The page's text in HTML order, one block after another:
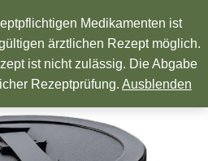
Frohes neues Jahr!
Medikamenten ist
ärztlichen Rezept möglich.
ist nicht zulässig. Die Abgabe
Rezeptprüfung. Ausblenden